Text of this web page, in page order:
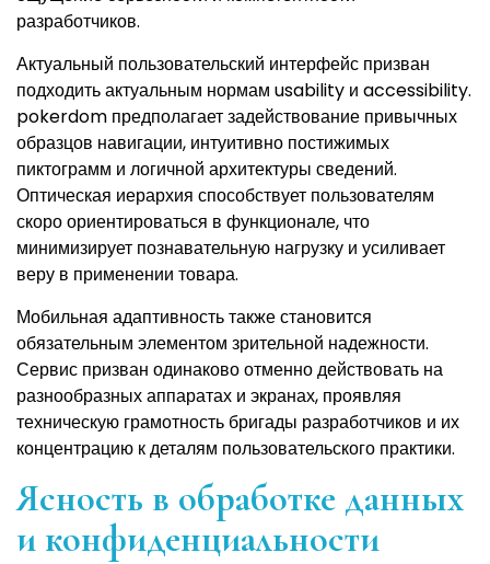
разработчиков.
Актуальный пользовательский интерфейс призван
подходить актуальным нормам usability и accessibility.
pokerdom предполагает задействование привычных
образцов навигации, интуитивно постижимых
пиктограмм и логичной архитектуры сведений.
Оптическая иерархия способствует пользователям
скоро ориентироваться в функционале, что
минимизирует познавательную нагрузку и усиливает
веру в применении товара.
Мобильная адаптивность также становится
обязательным элементом зрительной надежности.
Сервис призван одинаково отменно действовать на
разнообразных аппаратах и экранах, проявляя
техническую грамотность бригады разработчиков и их
концентрацию к деталям пользовательского практики.
Ясность в обработке данных
и конфиденциальности